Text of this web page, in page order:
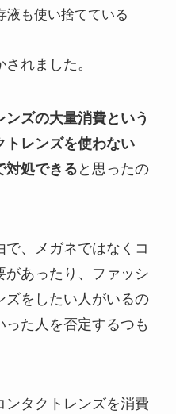
液も使い捨てている
れました。
ンズの大量消費という
トレンズを使わない
対処できる と思ったの
で、メガネではなくコ
があったり、ファッシ
ズをしたい人がいるの
た人を否定するつも
ンタクトレンズを消費